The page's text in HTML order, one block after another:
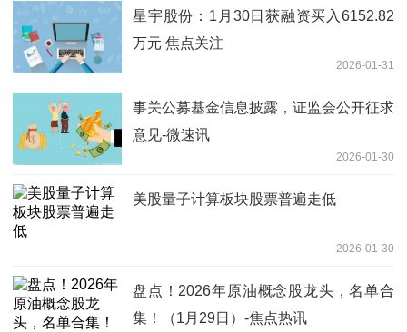
星宇股份：1月30日获融资买入6152.82
万元 焦点关注
2026-01-31
事关公募基金信息披露，证监会公开征求
意见-微速讯
2026-01-30
美股量子计算板块股票普遍走低
2026-01-30
盘点！2026年原油概念股龙头，名单合
集！（1月29日）-焦点热讯